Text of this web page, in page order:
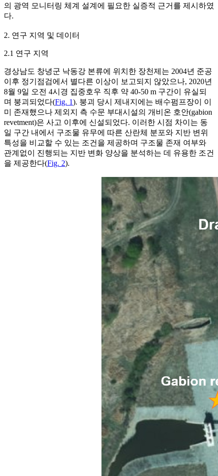
의 광역 모니터링 체계 설계에 필요한 실증적 근거를 제시하였
다.
2. 연구 지역 및 데이터
2.1 연구 지역
경상남도 창녕군 낙동강 본류에 위치한 장천제는 2004년 준공
이후 정기점검에서 별다른 이상이 보고되지 않았으나, 2020년
8월 9일 오전 4시경 집중호우 직후 약 40-50 m 구간이 유실되
며 붕괴되었다(Fig. 1). 붕괴 당시 제내지에는 배수펌프장이 이
미 존재했으나 제외지 측 수문 부대시설의 개비온 호안(gabion
revetment)은 사고 이후에 신설되었다. 이러한 시점 차이는 동
일 구간 내에서 구조물 유무에 따른 산란체 분포와 지반 변위
특성을 비교할 수 있는 조건을 제공하며 구조물 존재 여부와
관계없이 진행되는 지반 변화 양상을 분석하는 데 유용한 조건
을 제공한다(Fig. 2).